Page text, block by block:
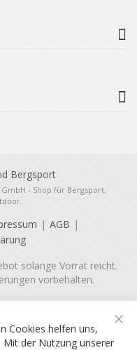
- Shop für Bergsport,
AGB
solange Vorrat reicht.
vorbehalten.
Cookies helfen uns,
Mit der Nutzung unserer